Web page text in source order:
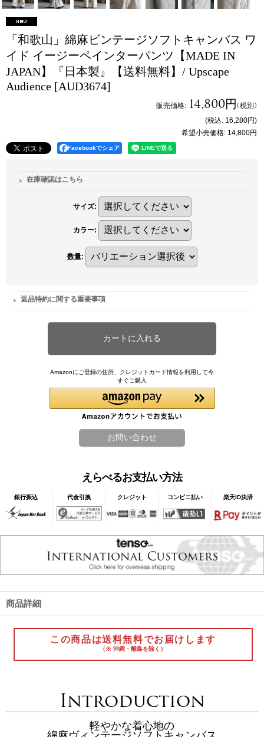
「和歌山」綿麻ビンテージソフトキャンバス ワ
イド イージーペインターパンツ【MADE IN
JAPAN】『日本製』【送料無料】/ Upscape
Audience [AUD3674]
販売価格: 14,800円(税別)
(税込: 16,280円)
希望小売価格: 14,800円
Facebookでシェア
在庫確認はこちら
サイズ:
カラー:
数量:
返品特約に関する重要事項
Amazonにご登録の住所、クレジットカード情報を利用して今
すぐご購入
えらべるお支払い方法
銀行振込 代金引換 クレジット コンビニ払い 楽天ID決済
商品詳細
この商品は送料無料でお届けします
（※ 沖縄・離島を除く）
Introduction
軽やかな着心地の